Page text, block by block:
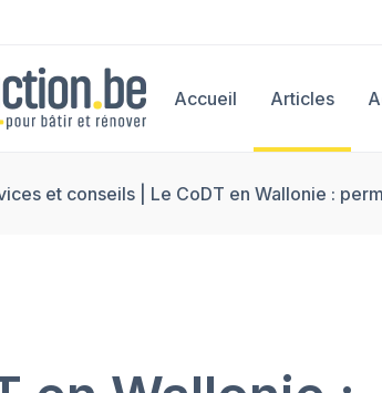
Accueil Articles
et conseils Le CoDT en Wallonie :